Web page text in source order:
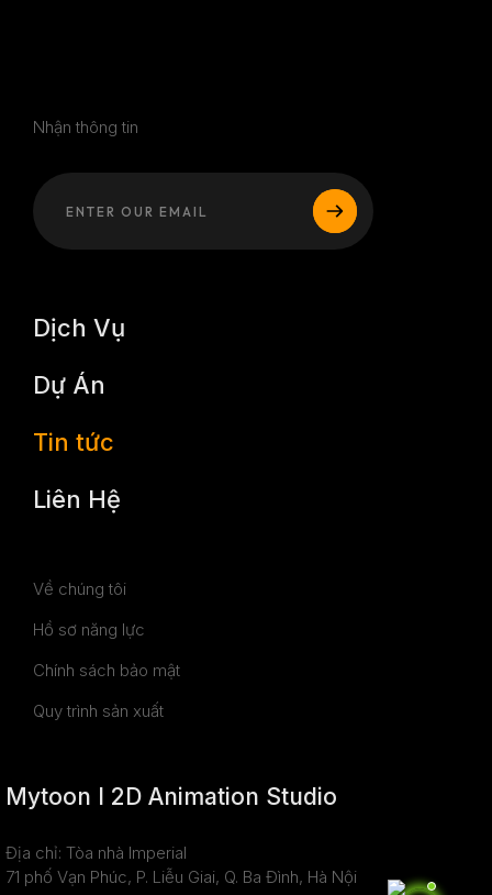
Nhận thông tin
Dịch Vụ
Dự Án
Tin tức
Liên Hệ
Về chúng tôi
Hồ sơ năng lực
Chính sách bảo mật
Quy trình sản xuất
Mytoon I 2D Animation Studio
Địa chỉ: Tòa nhà Imperial
71 phố Vạn Phúc, P. Liễu Giai, Q. Ba Đình, Hà Nội